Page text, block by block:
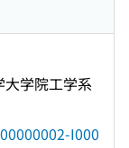
学院工学系
I000